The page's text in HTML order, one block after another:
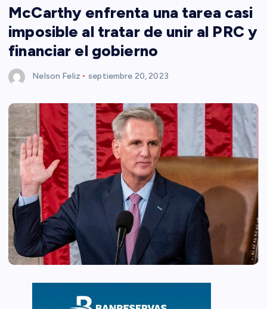
McCarthy enfrenta una tarea casi
imposible al tratar de unir al PRC y
financiar el gobierno
Nelson Feliz septiembre 20, 2023